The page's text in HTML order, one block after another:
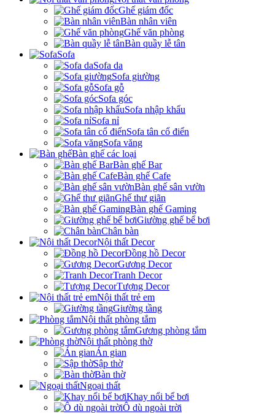
Ghế giám đốc
Bàn nhân viên
Ghế văn phòng
Bàn quầy lễ tân
Sofa
Sofa da
Sofa giường
Sofa gỗ
Sofa góc
Sofa nhập khẩu
Sofa nỉ
Sofa tân cổ điển
Sofa văng
Bàn ghế các loại
Bàn ghế Bar
Bàn ghế Cafe
Bàn ghế sân vườn
Ghế thư giãn
Bàn ghế Gaming
Giường ghế bể bơi
Chân bàn
Nội thất Decor
Đồng hồ Decor
Gương Decor
Tranh Decor
Tượng Decor
Nội thất trẻ em
Giường tầng
Nội thất phòng tắm
Gương phòng tắm
Nội thất phòng thờ
Án gian
Sập thờ
Bàn thờ
Ngoại thất
Khay nổi bể bơi
Ô dù ngoài trời